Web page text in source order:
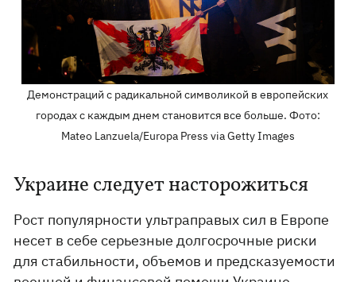
Демонстраций с радикальной символикой в европейских
городах с каждым днем становится все больше. Фото:
Mateo Lanzuela/Europa Press via Getty Images
Украине следует насторожиться
Рост популярности ультраправых сил в Европе
несет в себе серьезные долгосрочные риски
для стабильности, объемов и предсказуемости